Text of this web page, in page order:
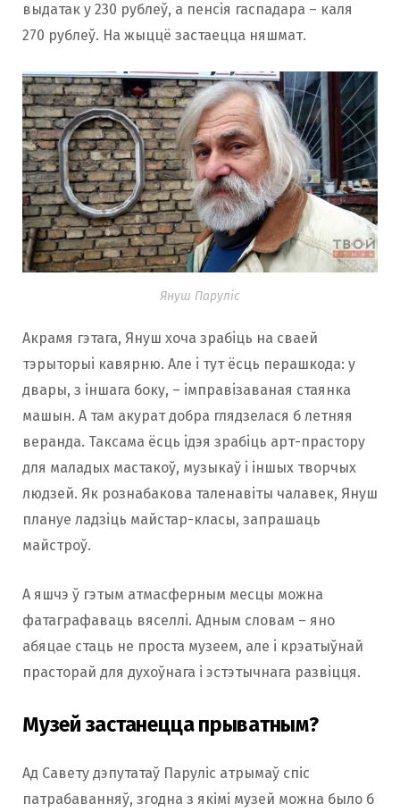
выдатак у 230 рублеў, а пенсiя гаспадара – каля
270 рублеў. На жыццё застаецца няшмат.
Януш Паруліс
Акрамя гэтага, Януш хоча зрабiць на сваей
тэрыторыi кавярню. Але i тут ёсць перашкода: у
двары, з іншага боку, – iмправiзаваная стаянка
машын. А там акурат добра глядзелася б летняя
веранда. Таксама ёсць iдэя зрабiць арт-прастору
для маладых мастакоў, музыкаў i iншых творчых
людзей. Як рознабакова таленавiты чалавек, Януш
плануе ладзiць майстар-класы, запрашаць
майстроў.
А яшчэ ў гэтым атмасферным месцы можна
фатаграфаваць вяселлi. Адным словам – яно
абяцае стаць не проста музеем, але i крэатыўнай
прасторай для духоўнага i эстэтычнага развiцця.
Музей застанецца прыватным?
Ад Cавету дэпутатаў Паруліс атрымаў спіс
патрабаванняў, згодна з якімі музей можна было б